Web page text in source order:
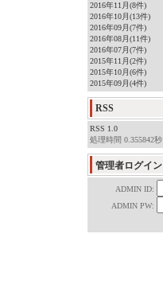
2016年11月(8件)
2016年10月(13件)
2016年09月(7件)
2016年08月(11件)
2016年07月(7件)
2015年11月(2件)
2015年10月(6件)
2015年09月(4件)
RSS
RSS 1.0
処理時間 0.355842秒
管理者ログイン
ADMIN ID:
ADMIN PW: